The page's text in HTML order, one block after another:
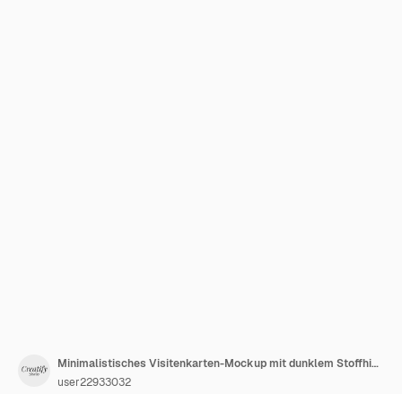
Minimalistisches Visitenkarten-Mockup mit dunklem Stoffhintergrund
user22933032